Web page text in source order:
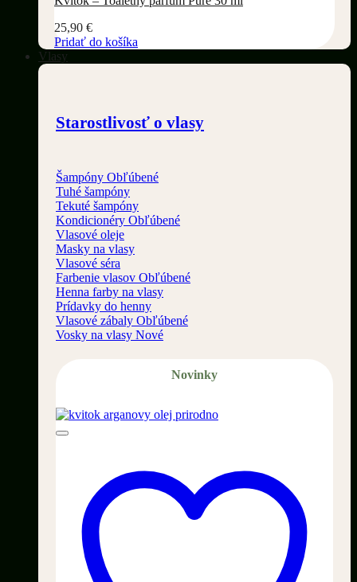
25,90 €
Pridať do košíka
Vlasy
Starostlivosť o vlasy
Šampóny
Tuhé šampóny
Tekuté šampóny
Kondicionéry
Vlasové oleje
Masky na vlasy
Vlasové séra
Farbenie vlasov
Henna farby na vlasy
Prídavky do henny
Vlasové zábaly
Vosky na vlasy
Novinky